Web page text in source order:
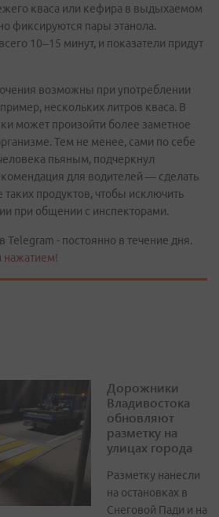
кваса или кефира в выдыхаемом
фиксируются пары этанола.
10–15 минут, и показатели придут
возможны при употреблении
нескольких литров кваса. В
может произойти более заметное
Тем не менее, сами по себе
пьяным, подчеркнул
для водителей — сделать
продуктов, чтобы исключить
при общении с инспекторами.
Telegram - постоянно в течение дня.
нажатием!
Дорожники
Владивостока
обновляют
разметку на
улицах города
Разметку нанесли
на остановках в
Снеговой Пади и на